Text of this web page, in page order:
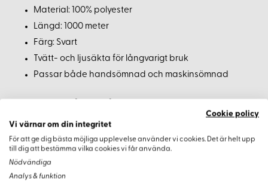
Material: 100% polyester
Längd: 1000 meter
Färg: Svart
Tvätt- och ljusäkta för långvarigt bruk
Passar både handsömnad och maskinsömnad
Vid användning med nya tyger som kan krympa vid tvätt
rekommenderas att tvätta tyget först, eftersom tråden inte
krymper i tvätten.
Cookie policy
Vi värnar om din integritet
För att ge dig bästa möjliga upplevelse använder vi cookies. Det är helt upp
till dig att bestämma vilka cookies vi får använda.
Nödvändiga
Analys & funktion